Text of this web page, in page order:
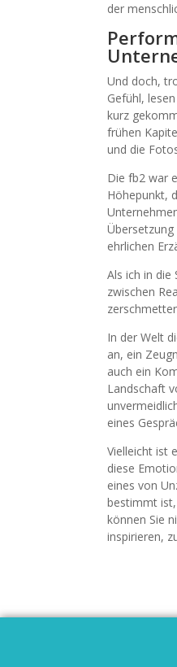
der
Und doch,
Gefühl,
kurz
frühen
und die
Die fb2 war
Höhepunkt,
ehrlichen
Als ich in die
zwischen
In der Welt
an, ein
auch ein
Landschaft
eines
Vielleicht ist
diese
eines von
bestimmt ist,
können Sie
inspirieren,